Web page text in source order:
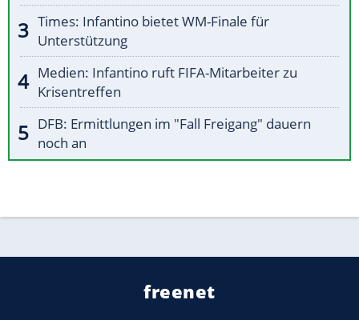
Times: Infantino bietet WM-Finale für
Unterstützung
Medien: Infantino ruft FIFA-Mitarbeiter zu
Krisentreffen
DFB: Ermittlungen im "Fall Freigang" dauern
noch an
freenet